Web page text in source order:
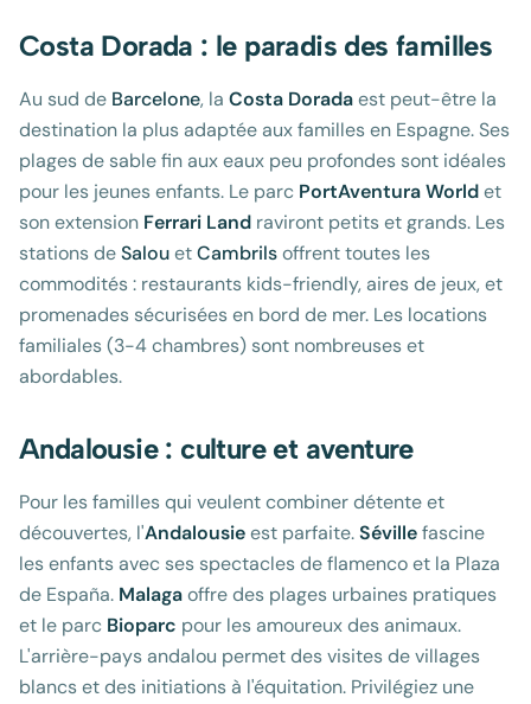
Costa Dorada : le paradis des familles
Au sud de Barcelone, la Costa Doradaest peut-être la
destination la plus adaptée aux familles en Espagne. Ses
plages de sable fin aux eaux peu profondes sont idéales
pour les jeunes enfants. Le parc PortAventura Worldet
son extension Ferrari Land raviront petits et grands. Les
stations deSalouetCambrilsoffrent toutes les
commodités : restaurants kids-friendly, aires de jeux, et
promenades sécurisées en bord de mer. Les locations
familiales (3-4 chambres) sont nombreuses et
abordables.
Andalousie : culture et aventure
Pour les familles qui veulent combiner détente et
découvertes, l'Andalousieest parfaite.Sévillefascine
les enfants avec ses spectacles de flamenco et la Plaza
de España. Malagaoffre des plages urbaines pratiques
et le parc Bioparc pour les amoureux des animaux.
L'arrière-pays andalou permet des visites de villages
blancs et des initiations à l'équitation. Privilégiez une